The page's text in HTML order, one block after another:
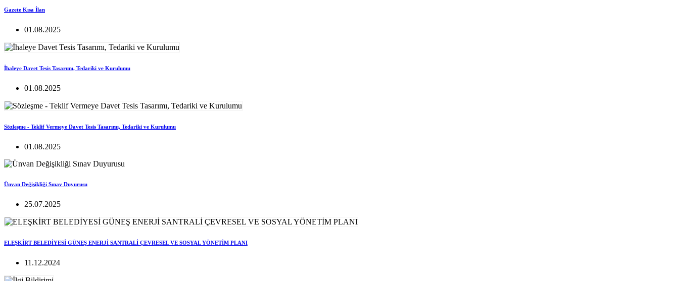
Gazete Kısa İlan
01.08.2025
İhaleye Davet Tesis Tasarımı, Tedariki ve Kurulumu
01.08.2025
Sözleşme - Teklif Vermeye Davet Tesis Tasarımı, Tedariki ve Kurulumu
01.08.2025
Ünvan Değişikliği Sınav Duyurusu
25.07.2025
ELEŞKİRT BELEDİYESİ GÜNEŞ ENERJİ SANTRALİ ÇEVRESEL VE SOSYAL YÖNETİM PLANI
11.12.2024